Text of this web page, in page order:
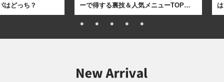
はどっち？
ーで得する裏技＆人気メニューTOP…